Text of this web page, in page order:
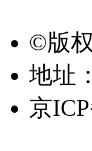
©版
地址
京